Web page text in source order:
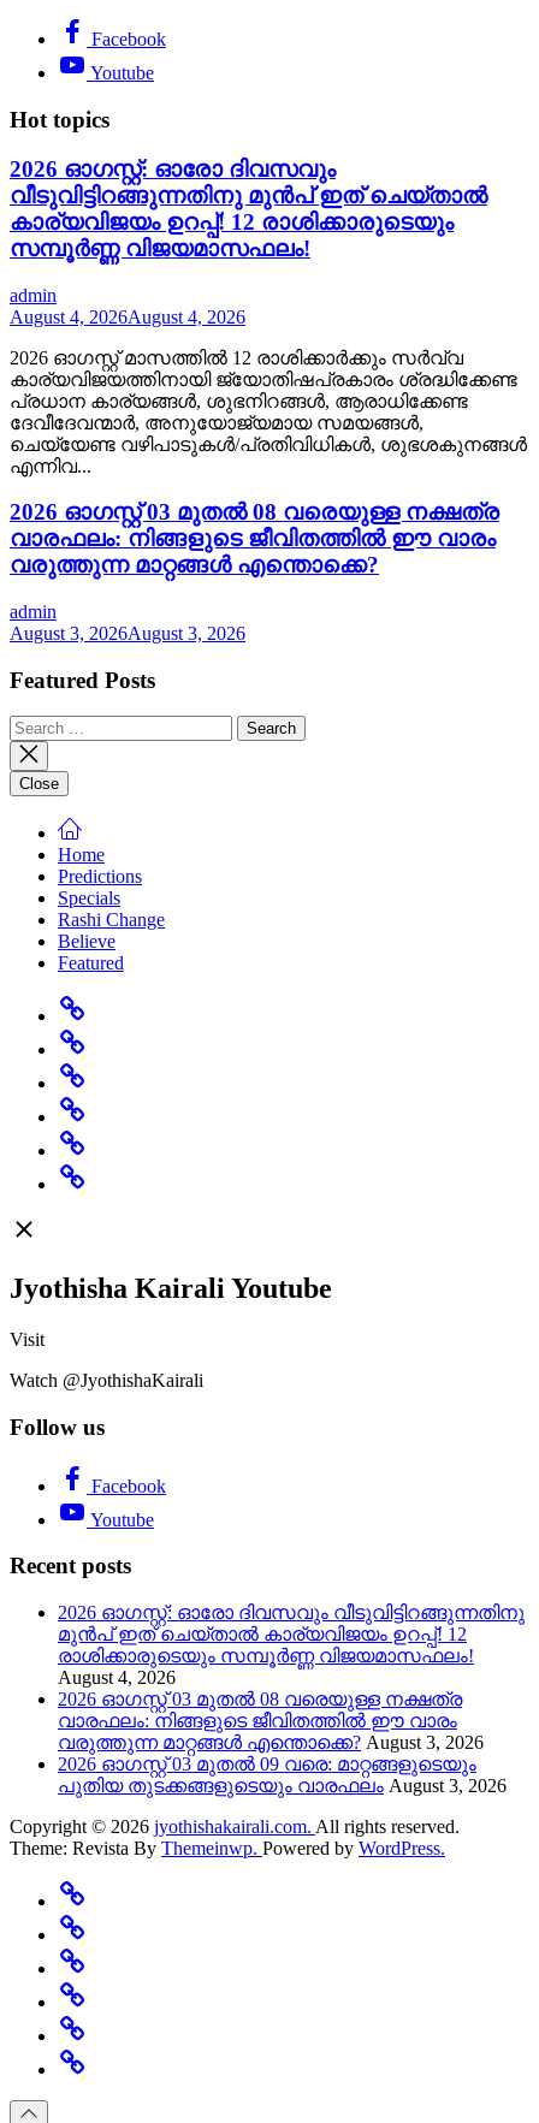
Facebook
Youtube
Hot topics
2026 ഓഗസ്റ്റ്: ഓരോ ദിവസവും
വീടുവിട്ടിറങ്ങുന്നതിനു മുൻപ് ഇത് ചെയ്താൽ
കാര്യവിജയം ഉറപ്പ്! 12 രാശിക്കാരുടെയും
സമ്പൂർണ്ണ വിജയമാസഫലം!
admin
August 4, 2026August 4, 2026
2026 ഓഗസ്റ്റ് മാസത്തിൽ 12 രാശിക്കാർക്കും സർവ്വ
കാര്യവിജയത്തിനായി ജ്യോതിഷപ്രകാരം ശ്രദ്ധിക്കേണ്ട
പ്രധാന കാര്യങ്ങൾ, ശുഭനിറങ്ങൾ, ആരാധിക്കേണ്ട
ദേവീദേവന്മാർ, അനുയോജ്യമായ സമയങ്ങൾ,
ചെയ്യേണ്ട വഴിപാടുകൾ/പ്രതിവിധികൾ, ശുഭശകുനങ്ങൾ
എന്നിവ...
2026 ഓഗസ്റ്റ് 03 മുതൽ 08 വരെയുള്ള നക്ഷത്ര
വാരഫലം: നിങ്ങളുടെ ജീവിതത്തിൽ ഈ വാരം
വരുത്തുന്ന മാറ്റങ്ങൾ എന്തൊക്കെ?
admin
August 3, 2026August 3, 2026
Featured Posts
Search
for:
Close
Home
Predictions
Specials
Rashi Change
Believe
Featured
Home
Predictions
Specials
Rashi
Change
Believe
Featured
Jyothisha Kairali Youtube
Visit
Watch @JyothishaKairali
Follow us
Facebook
Youtube
Recent posts
2026 ഓഗസ്റ്റ്: ഓരോ ദിവസവും വീടുവിട്ടിറങ്ങുന്നതിനു
മുൻപ് ഇത് ചെയ്താൽ കാര്യവിജയം ഉറപ്പ്! 12
രാശിക്കാരുടെയും സമ്പൂർണ്ണ വിജയമാസഫലം!
August 4, 2026
2026 ഓഗസ്റ്റ് 03 മുതൽ 08 വരെയുള്ള നക്ഷത്ര
വാരഫലം: നിങ്ങളുടെ ജീവിതത്തിൽ ഈ വാരം
വരുത്തുന്ന മാറ്റങ്ങൾ എന്തൊക്കെ? August 3, 2026
2026 ഓഗസ്റ്റ് 03 മുതൽ 09 വരെ: മാറ്റങ്ങളുടെയും
പുതിയ തുടക്കങ്ങളുടെയും വാരഫലം August 3, 2026
Copyright © 2026 jyothishakairali.com. All rights reserved.
Theme: Revista By Themeinwp. Powered by WordPress.
Home
Predictions
Specials
Rashi
Change
Believe
Featured